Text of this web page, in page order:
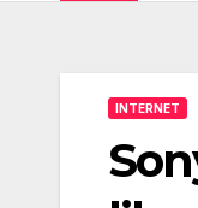
INTERNET